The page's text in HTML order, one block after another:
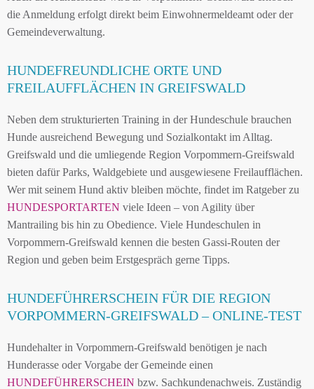
die Anmeldung erfolgt direkt beim Einwohnermeldeamt oder der
Gemeindeverwaltung.
HUNDEFREUNDLICHE ORTE UND
FREILAUFFLÄCHEN IN GREIFSWALD
Neben dem strukturierten Training in der Hundeschule brauchen
Hunde ausreichend Bewegung und Sozialkontakt im Alltag.
Greifswald und die umliegende Region Vorpommern-Greifswald
bieten dafür Parks, Waldgebiete und ausgewiesene Freilaufflächen.
Wer mit seinem Hund aktiv bleiben möchte, findet im Ratgeber zu
HUNDESPORTARTEN viele Ideen – von Agility über
Mantrailing bis hin zu Obedience. Viele Hundeschulen in
Vorpommern-Greifswald kennen die besten Gassi-Routen der
Region und geben beim Erstgespräch gerne Tipps.
HUNDEFÜHRERSCHEIN FÜR DIE REGION
VORPOMMERN-GREIFSWALD – ONLINE-TEST
Hundehalter in Vorpommern-Greifswald benötigen je nach
Hunderasse oder Vorgabe der Gemeinde einen
HUNDEFÜHRERSCHEIN bzw. Sachkundenachweis. Zuständig